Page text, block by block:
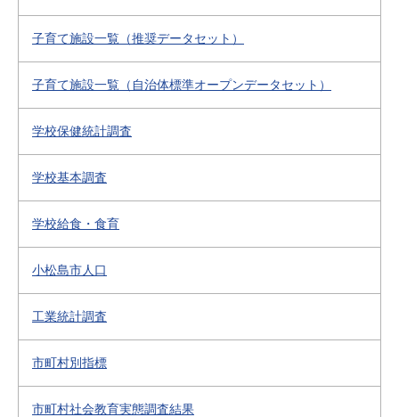
子育て施設一覧（推奨データセット）
子育て施設一覧（自治体標準オープンデータセット）
学校保健統計調査
学校基本調査
学校給食・食育
小松島市人口
工業統計調査
市町村別指標
市町村社会教育実態調査結果